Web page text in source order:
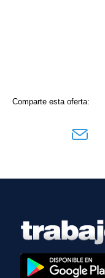
Comparte esta oferta: